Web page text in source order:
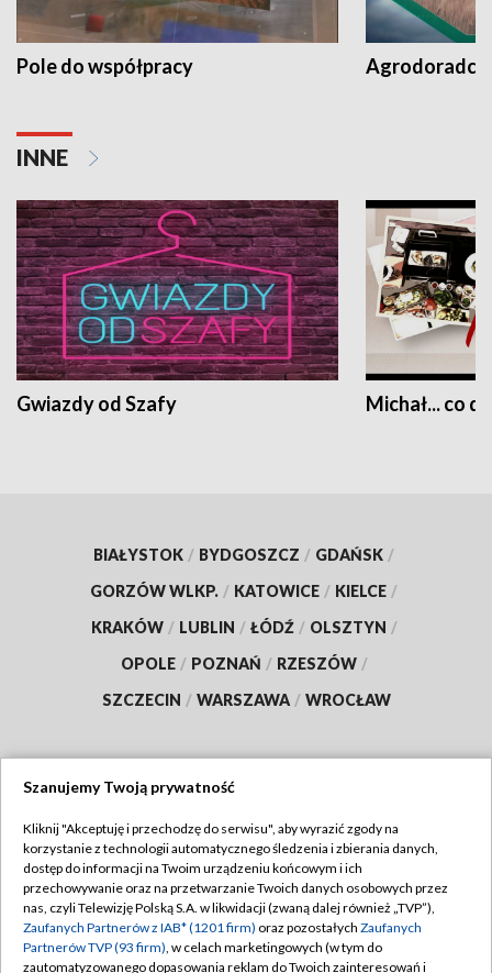
Pole do współpracy Agrodoradcy
INNE
Gwiazdy od Szafy Michał... co
BIAŁYSTOK / BYDGOSZCZ / GDAŃSK /
GORZÓW WLKP. / KATOWICE / KIELCE /
KRAKÓW / LUBLIN / ŁÓDŹ / OLSZTYN /
OPOLE / POZNAŃ / RZESZÓW /
SZCZECIN / WARSZAWA / WROCŁAW
TVP
Abonament TVP
Emisja w TVP
Centrum informacji TVP
Regulamin TVP
Polityka prywatności
Moje zgody
Szanujemy Twoją prywatność
Kliknij "Akceptuję i przechodzę do serwisu", aby wyrazić zgody na
korzystanie z technologii automatycznego śledzenia i zbierania danych,
dostęp do informacji na Twoim urządzeniu końcowym i ich
przechowywanie oraz na przetwarzanie Twoich danych osobowych przez
nas, czyli Telewizję Polską S.A. w likwidacji (zwaną dalej również „TVP”),
Zaufanych Partnerów z IAB* (1201 firm) oraz pozostałych Zaufanych
Partnerów TVP (93 firm), w celach marketingowych (w tym do
zautomatyzowanego dopasowania reklam do Twoich zainteresowań i